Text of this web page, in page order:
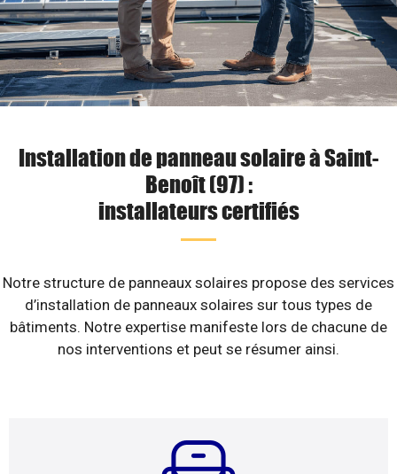
Installation de panneau solaire à Saint-
Benoît (97) :
installateurs certifiés
Notre structure de panneaux solaires propose des services
d’installation de panneaux solaires sur tous types de
bâtiments. Notre expertise manifeste lors de chacune de
nos interventions et peut se résumer ainsi.